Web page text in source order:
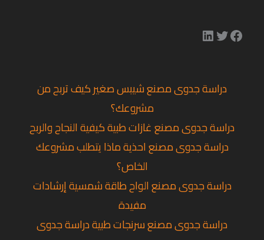
دراسة جدوى مصنع شيبس صغير كيف تربح من
مشروعك؟
دراسة جدوى مصنع غازات طبية كيفية النجاح والربح
دراسة جدوى مصنع احذية ماذا يتطلب مشروعك
الخاص؟
دراسة جدوى مصنع الواح طاقة شمسية إرشادات
مفيدة
دراسة جدوى مصنع سرنجات طبية دراسة جدوى